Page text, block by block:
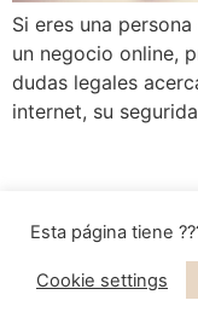
Si eres una
un negocio online,
dudas legales
internet, su
Esta página tiene
Cookie settings